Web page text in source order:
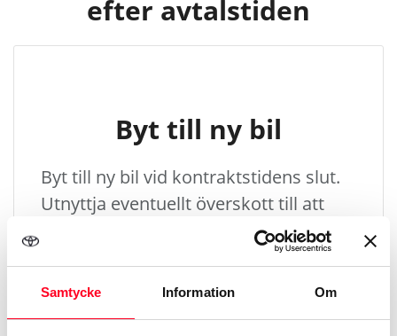
Samtycke Information Om
efter avtalstiden
Byt till ny bil
Byt till ny bil vid kontraktstidens slut.
Utnyttja eventuellt överskott till att
finansiera kontantinsatsen på den nya
bilen. Det garanterade återköpsvärdet
ger ett tryggt andrahandsvärde.